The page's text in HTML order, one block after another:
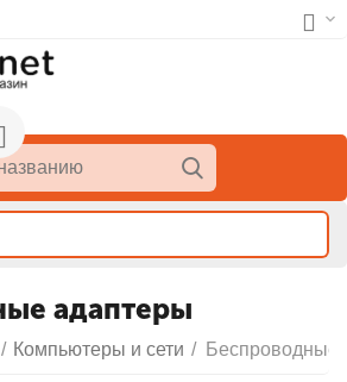
адаптеры
/ Компьютеры и сети / Беспроводные